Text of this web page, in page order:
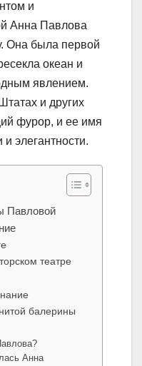
и
Анна Павлова
Она была первой
океан и
явлением.
и других
фурор, и ее имя
элегантности.
Павловой
театре
балерины
Анна